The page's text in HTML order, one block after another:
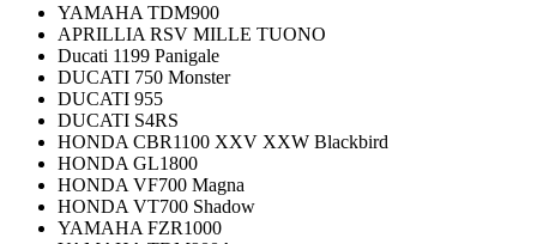
YAMAHA TDM900
APRILLIA RSV MILLE TUONO
Ducati 1199 Panigale
DUCATI 750 Monster
DUCATI 955
DUCATI S4RS
HONDA CBR1100 XXV XXW Blackbird
HONDA GL1800
HONDA VF700 Magna
HONDA VT700 Shadow
YAMAHA FZR1000